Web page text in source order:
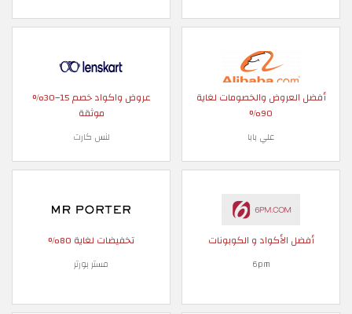
أفضل العروض والخصومات لغاية
90%
علي بابا
عروض واكواد خصم 15–30%
موثقة
لنس كارت
أفضل الأكواد و الكوبونات
6pm
تخفيضات لغاية 80%
مستر بورتر